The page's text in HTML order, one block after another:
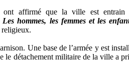
ont affirmé que la ville est
hommes, les femmes et les
religieux.
Une base de l’armée y est
le détachement militaire de la ville a